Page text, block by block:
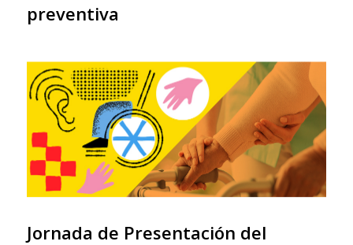
preventiva
Jornada de Presentación del